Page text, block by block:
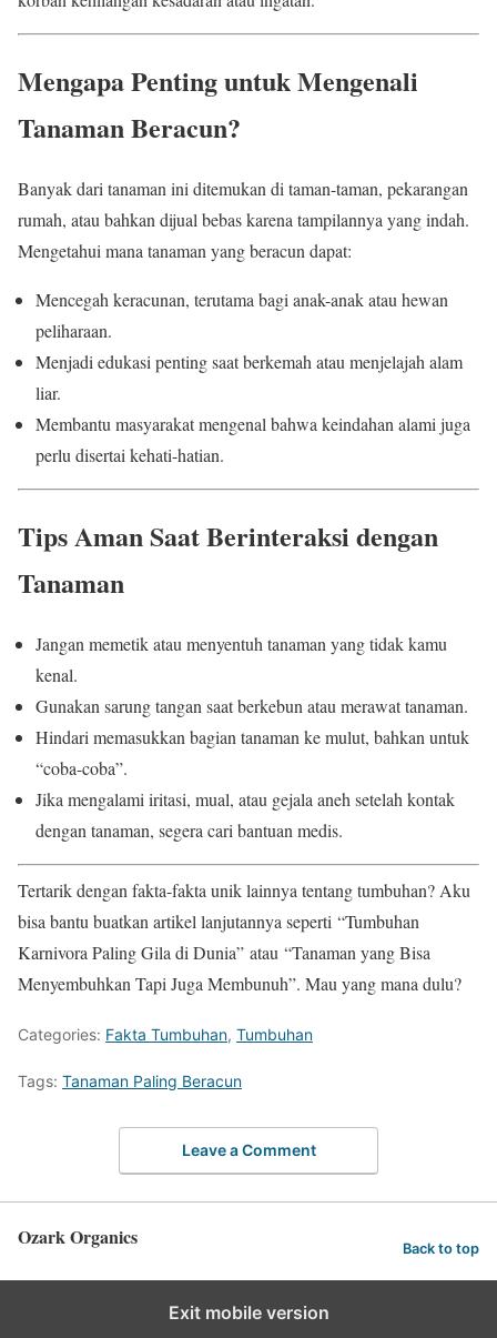
Mengapa Penting untuk Mengenali
Tanaman Beracun?
Banyak dari tanaman ini ditemukan di taman-taman, pekarangan
rumah, atau bahkan dijual bebas karena tampilannya yang indah.
Mengetahui mana tanaman yang beracun dapat:
Mencegah keracunan, terutama bagi anak-anak atau hewan
peliharaan.
Menjadi edukasi penting saat berkemah atau menjelajah alam
liar.
Membantu masyarakat mengenal bahwa keindahan alami juga
perlu disertai kehati-hatian.
Tips Aman Saat Berinteraksi dengan
Tanaman
Jangan memetik atau menyentuh tanaman yang tidak kamu
kenal.
Gunakan sarung tangan saat berkebun atau merawat tanaman.
Hindari memasukkan bagian tanaman ke mulut, bahkan untuk
“coba-coba”.
Jika mengalami iritasi, mual, atau gejala aneh setelah kontak
dengan tanaman, segera cari bantuan medis.
Tertarik dengan fakta-fakta unik lainnya tentang tumbuhan? Aku
bisa bantu buatkan artikel lanjutannya seperti “Tumbuhan
Karnivora Paling Gila di Dunia” atau “Tanaman yang Bisa
Menyembuhkan Tapi Juga Membunuh”. Mau yang mana dulu?
Categories: Fakta Tumbuhan, Tumbuhan
Tags: Tanaman Paling Beracun
Leave a Comment
Ozark Organics Back to top
Exit mobile version